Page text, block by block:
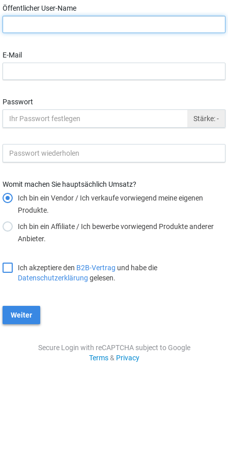
Öffentlicher User-Name
E-Mail
Passwort
Stärke:-
Womit machen Sie hauptsächlich Umsatz?
Ich bin ein Vendor / Ich verkaufe vorwiegend meine eigenen
Produkte.
Ich bin ein Affiliate / Ich bewerbe vorwiegend Produkte anderer
Anbieter.
Ich akzeptiere den B2B-Vertrag und habe die
Datenschutzerklärung gelesen.
Weiter
Secure Login with reCAPTCHA subject to Google
Terms& Privacy